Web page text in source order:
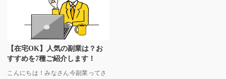
【在宅OK】人気の副業は？お
すすめを7種ご紹介します！
こんにちは！みなさん今副業ってさ